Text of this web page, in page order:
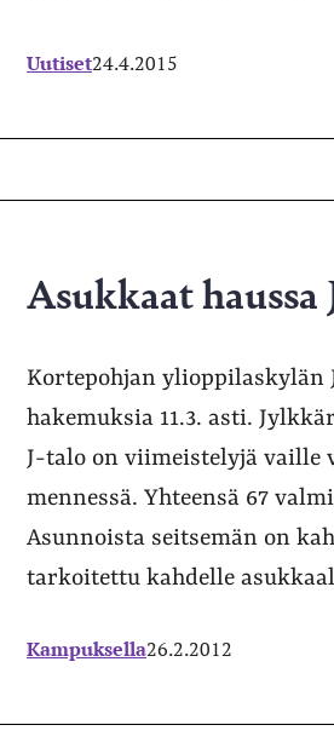
Uutiset24.4.2015
Asukkaat haussa
Kortepohjan
hakemuksia 11.3. asti.
J-talo on viimeistelyjä vaille
mennessä. Yhteensä 67
Asunnoista seitsemän on
tarkoitettu kahdelle
Kampuksella26.2.2012